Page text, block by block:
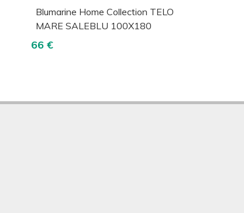
Acquista Visualizza
Blumarine Home Collection TELO
MARE SALEBLU 100X180
66 €